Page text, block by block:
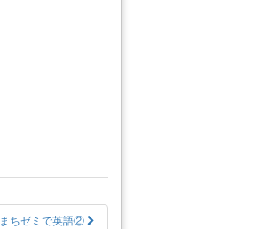
まちゼミで英語②